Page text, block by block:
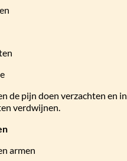
de pijn doen verzachten en in
verdwijnen.
armen